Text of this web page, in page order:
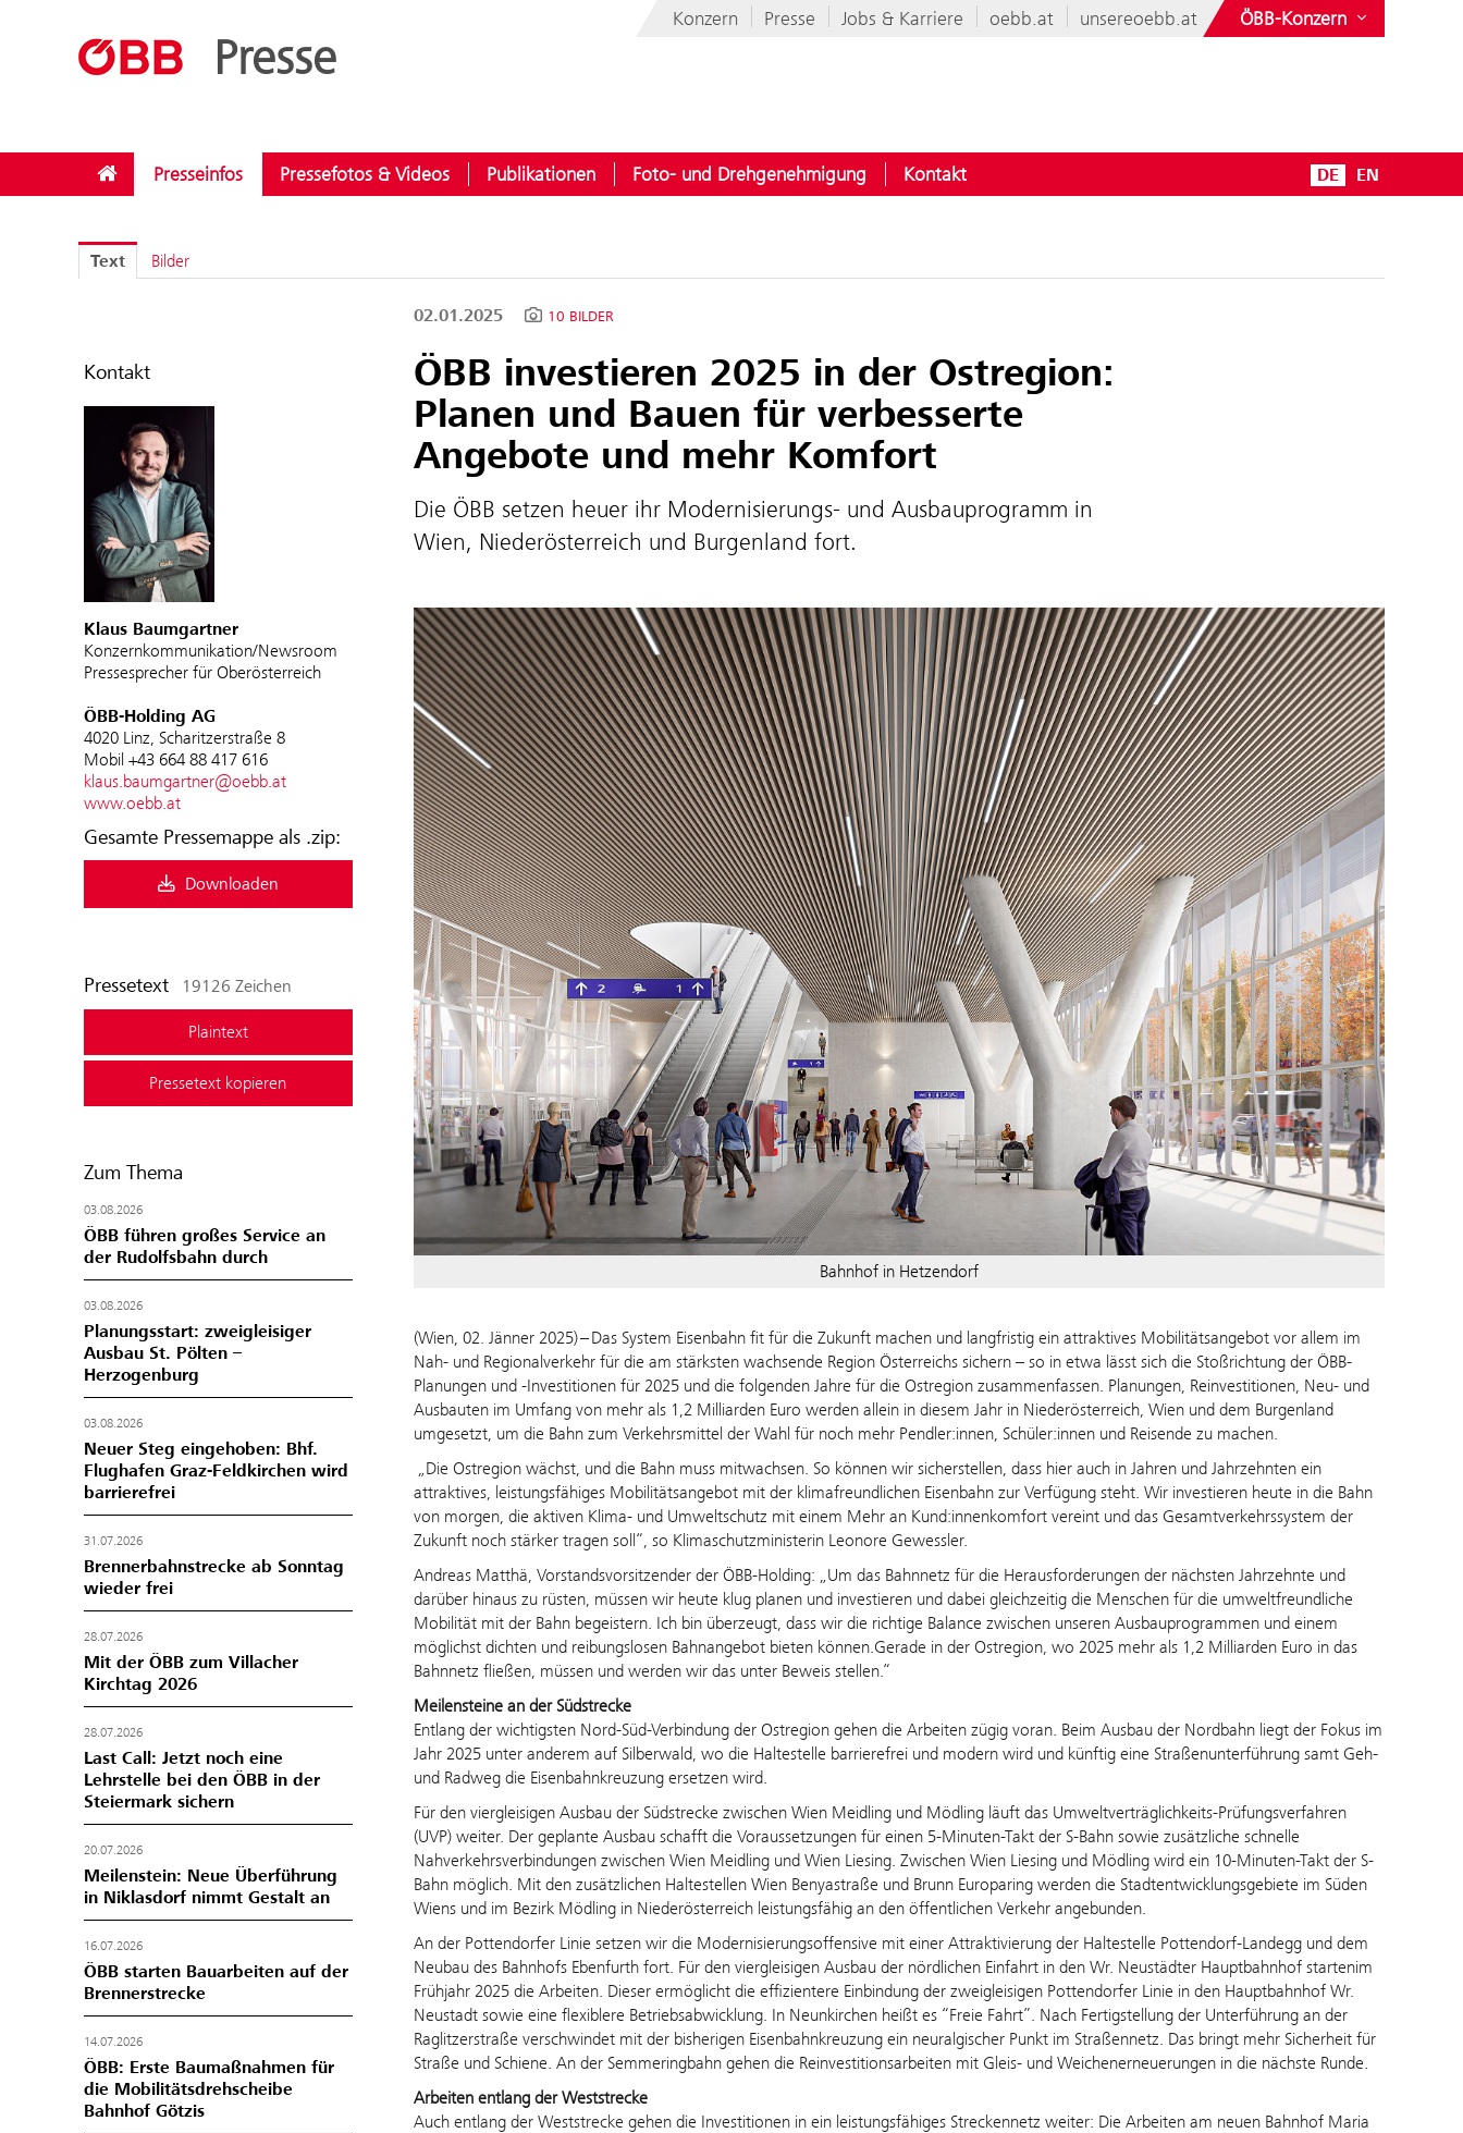
Presse
Konzern Presse Jobs & Karriere oebb.at unsereoebb.at ÖBB-Konzern
Presseinfos Pressefotos & Videos Publikationen Foto- und Drehgenehmigung Kontakt DE EN
Text Bilder
Kontakt
Klaus Baumgartner
Konzernkommunikation/Newsroom
Pressesprecher für Oberösterreich
ÖBB-Holding AG
4020 Linz, Scharitzerstraße 8
Mobil +43 664 88 417 616
klaus.baumgartner@oebb.at
www.oebb.at
Gesamte Pressemappe als .zip:
Downloaden
Pressetext 19126 Zeichen
Plaintext
Pressetext kopieren
Zum Thema
03.08.2026
ÖBB führen großes Service an
der Rudolfsbahn durch
03.08.2026
Planungsstart: zweigleisiger
Ausbau St. Pölten –
Herzogenburg
03.08.2026
Neuer Steg eingehoben: Bhf.
Flughafen Graz-Feldkirchen wird
barrierefrei
31.07.2026
Brennerbahnstrecke ab Sonntag
wieder frei
28.07.2026
Mit der ÖBB zum Villacher
Kirchtag 2026
28.07.2026
Last Call: Jetzt noch eine
Lehrstelle bei den ÖBB in der
Steiermark sichern
20.07.2026
Meilenstein: Neue Überführung
in Niklasdorf nimmt Gestalt an
16.07.2026
ÖBB starten Bauarbeiten auf der
Brennerstrecke
14.07.2026
ÖBB: Erste Baumaßnahmen für
die Mobilitätsdrehscheibe
Bahnhof Götzis
02.01.2025 10 BILDER
ÖBB investieren 2025 in der Ostregion:
Planen und Bauen für verbesserte
Angebote und mehr Komfort
Die ÖBB setzen heuer ihr Modernisierungs- und Ausbauprogramm in
Wien, Niederösterreich und Burgenland fort.
Bahnhof in Hetzendorf
(Wien, 02. Jänner 2025) – Das System Eisenbahn fit für die Zukunft machen und langfristig ein attraktives Mobilitätsangebot vor allem im
Nah- und Regionalverkehr für die am stärksten wachsende Region Österreichs sichern – so in etwa lässt sich die Stoßrichtung der ÖBB-
Planungen und -Investitionen für 2025 und die folgenden Jahre für die Ostregion zusammenfassen. Planungen, Reinvestitionen, Neu- und
Ausbauten im Umfang von mehr als 1,2 Milliarden Euro werden allein in diesem Jahr in Niederösterreich, Wien und dem Burgenland
umgesetzt, um die Bahn zum Verkehrsmittel der Wahl für noch mehr Pendler:innen, Schüler:innen und Reisende zu machen.
„Die Ostregion wächst, und die Bahn muss mitwachsen. So können wir sicherstellen, dass hier auch in Jahren und Jahrzehnten ein
attraktives, leistungsfähiges Mobilitätsangebot mit der klimafreundlichen Eisenbahn zur Verfügung steht. Wir investieren heute in die Bahn
von morgen, die aktiven Klima- und Umweltschutz mit einem Mehr an Kund:innenkomfort vereint und das Gesamtverkehrssystem der
Zukunft noch stärker tragen soll“, so Klimaschutzministerin Leonore Gewessler.
Andreas Matthä, Vorstandsvorsitzender der ÖBB-Holding: „Um das Bahnnetz für die Herausforderungen der nächsten Jahrzehnte und
darüber hinaus zu rüsten, müssen wir heute klug planen und investieren und dabei gleichzeitig die Menschen für die umweltfreundliche
Mobilität mit der Bahn begeistern. Ich bin überzeugt, dass wir die richtige Balance zwischen unseren Ausbauprogrammen und einem
möglichst dichten und reibungslosen Bahnangebot bieten können.Gerade in der Ostregion, wo 2025 mehr als 1,2 Milliarden Euro in das
Bahnnetz fließen, müssen und werden wir das unter Beweis stellen.“
Meilensteine an der Südstrecke
Entlang der wichtigsten Nord-Süd-Verbindung der Ostregion gehen die Arbeiten zügig voran. Beim Ausbau der Nordbahn liegt der Fokus im
Jahr 2025 unter anderem auf Silberwald, wo die Haltestelle barrierefrei und modern wird und künftig eine Straßenunterführung samt Geh-
und Radweg die Eisenbahnkreuzung ersetzen wird.
Für den viergleisigen Ausbau der Südstrecke zwischen Wien Meidling und Mödling läuft das Umweltverträglichkeits-Prüfungsverfahren
(UVP) weiter. Der geplante Ausbau schafft die Voraussetzungen für einen 5-Minuten-Takt der S-Bahn sowie zusätzliche schnelle
Nahverkehrsverbindungen zwischen Wien Meidling und Wien Liesing. Zwischen Wien Liesing und Mödling wird ein 10-Minuten-Takt der S-
Bahn möglich. Mit den zusätzlichen Haltestellen Wien Benyastraße und Brunn Europaring werden die Stadtentwicklungsgebiete im Süden
Wiens und im Bezirk Mödling in Niederösterreich leistungsfähig an den öffentlichen Verkehr angebunden.
An der Pottendorfer Linie setzen wir die Modernisierungsoffensive mit einer Attraktivierung der Haltestelle Pottendorf-Landegg und dem
Neubau des Bahnhofs Ebenfurth fort. Für den viergleisigen Ausbau der nördlichen Einfahrt in den Wr. Neustädter Hauptbahnhof startenim
Frühjahr 2025 die Arbeiten. Dieser ermöglicht die effizientere Einbindung der zweigleisigen Pottendorfer Linie in den Hauptbahnhof Wr.
Neustadt sowie eine flexiblere Betriebsabwicklung. In Neunkirchen heißt es “Freie Fahrt”. Nach Fertigstellung der Unterführung an der
Raglitzerstraße verschwindet mit der bisherigen Eisenbahnkreuzung ein neuralgischer Punkt im Straßennetz. Das bringt mehr Sicherheit für
Straße und Schiene. An der Semmeringbahn gehen die Reinvestitionsarbeiten mit Gleis- und Weichenerneuerungen in die nächste Runde.
Arbeiten entlang der Weststrecke
Auch entlang der Weststrecke gehen die Investitionen in ein leistungsfähiges Streckennetz weiter: Die Arbeiten am neuen Bahnhof Maria